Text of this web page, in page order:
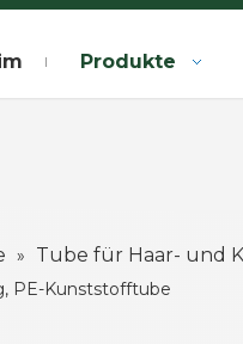
Produkte
» Tube für Haar- und
PE-Kunststofftube